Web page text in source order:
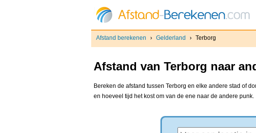
Afstand berekenen › Gelderland › Terborg
Afstand van Terborg naar
Bereken de afstand tussen Terborg en elke andere stad of
en hoeveel tijd het kost om van de ene naar de andere punk.